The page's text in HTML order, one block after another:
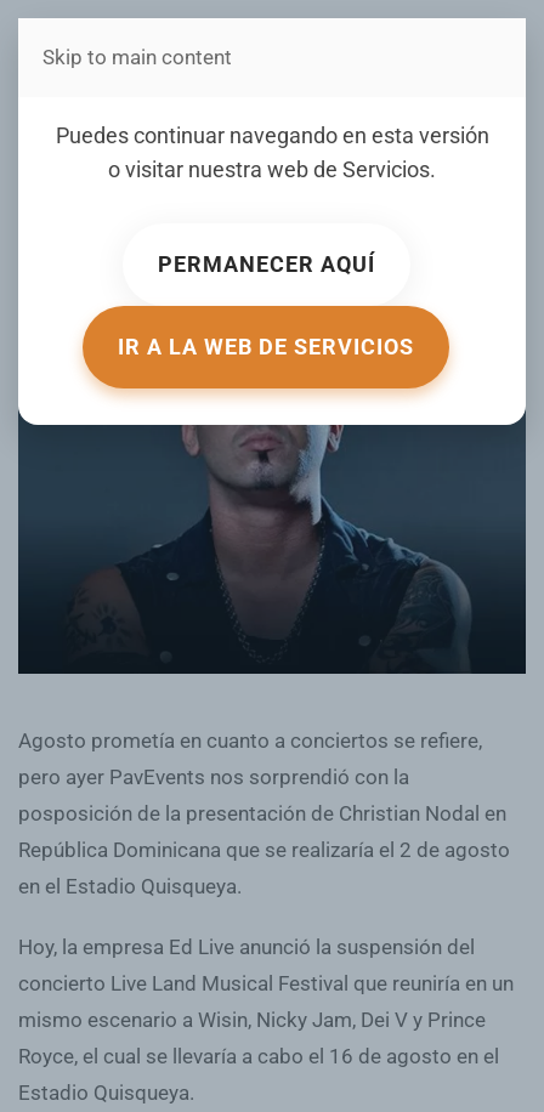
Estás en Telenord Medios
Puedes continuar navegando en esta versión
o visitar nuestra web de Servicios.
PERMANECER AQUÍ
IR A LA WEB DE SERVICIOS
Skip to main content
¿Otro más? Cancelan
concierto Live Land
ESCRITO POR MASVIP.COM EL12 JULIO 2025
Agosto prometía en cuanto a conciertos se refiere,
pero ayer PavEvents nos sorprendió con la
posposición de la presentación de Christian Nodal en
República Dominicana que se realizaría el 2 de agosto
en el Estadio Quisqueya.
Hoy, la empresa Ed Live anunció la suspensión del
concierto Live Land Musical Festival que reuniría en un
mismo escenario a Wisin, Nicky Jam, Dei V y Prince
Royce, el cual se llevaría a cabo el 16 de agosto en el
Estadio Quisqueya.